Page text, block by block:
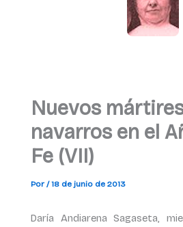
Nuevos
navarros en el
Fe (VII)
Por /18 de junio de 2013
Daría Andiarena Sagaseta,